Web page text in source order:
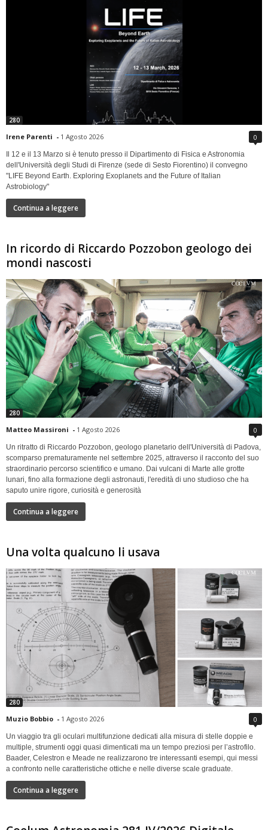
280
Irene Parenti - 1 Agosto 2026 0
Il 12 e il 13 Marzo si è tenuto presso il Dipartimento di Fisica e Astronomia
dell'Università degli Studi di Firenze (sede di Sesto Fiorentino) il convegno
"LIFE Beyond Earth. Exploring Exoplanets and the Future of Italian
Astrobiology"
Continua a leggere
In ricordo di Riccardo Pozzobon geologo dei
mondi nascosti
280
Matteo Massironi - 1 Agosto 2026 0
Un ritratto di Riccardo Pozzobon, geologo planetario dell'Università di Padova,
scomparso prematuramente nel settembre 2025, attraverso il racconto del suo
straordinario percorso scientifico e umano. Dai vulcani di Marte alle grotte
lunari, fino alla formazione degli astronauti, l'eredità di uno studioso che ha
saputo unire rigore, curiosità e generosità
Continua a leggere
Una volta qualcuno li usava
280
Muzio Bobbio - 1 Agosto 2026 0
Un viaggio tra gli oculari multifunzione dedicati alla misura di stelle doppie e
multiple, strumenti oggi quasi dimenticati ma un tempo preziosi per l’astrofilo.
Baader, Celestron e Meade ne realizzarono tre interessanti esempi, qui messi
a confronto nelle caratteristiche ottiche e nelle diverse scale graduate.
Continua a leggere